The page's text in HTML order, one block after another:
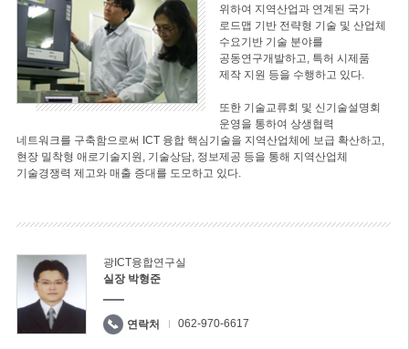
위하여 지역산업과 연계된 국가
로드맵 기반 전략형 기술 및 산업체
수요기반 기술 분야를
공동연구개발하고, 특허 시제품
제작 지원 등을 수행하고 있다.
또한 기술교류회 및 신기술설명회
운영을 통하여 상생협력
네트워크를 구축함으로써 ICT 융합 핵심기술을 지역산업체에 보급 확산하고,
현장 밀착형 애로기술지원, 기술상담, 정보제공 등을 통해 지역산업체
기술경쟁력 제고와 매출 증대를 도모하고 있다.
광ICT융합연구실
실장 박형준
연락처 062-970-6617